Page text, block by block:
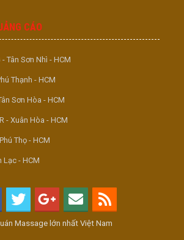
CÁO
Tân Sơn Nhì - HCM
Thạnh - HCM
Sơn Hòa - HCM
- Xuân Hòa - HCM
Thọ - HCM
Lạc - HCM
Massage lớn nhất Việt Nam